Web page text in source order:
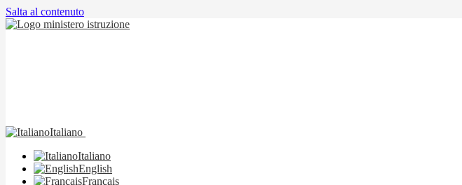
Salta al contenuto
Italiano
Italiano
English
Français